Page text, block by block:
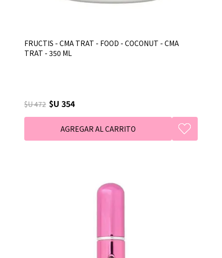
FRUCTIS - CMA TRAT - FOOD - COCONUT - CMA
TRAT - 350 ML
$U 472 $U 354